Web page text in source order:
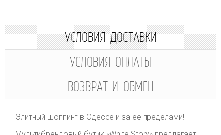
УСЛОВИЯ ДОСТАВКИ
УСЛОВИЯ ОПЛАТЫ
ВОЗВРАТ И ОБМЕН
Элитный шоппинг в Одессе и за ее пределами!